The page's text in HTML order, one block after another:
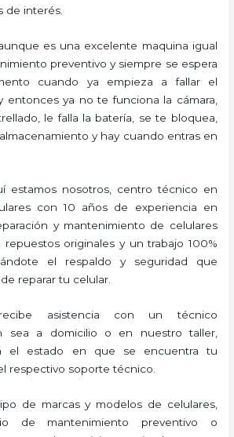
de interés.
es una excelente maquina igual
preventivo y siempre se espera
cuando ya empieza a fallar el
entonces ya no te funciona la cámara,
le falla la batería, se te bloquea,
y hay cuando entras en
estamos nosotros, centro técnico en
con 10 años de experiencia en
y mantenimiento de celulares
originales y un trabajo 100%
el respaldo y seguridad que
reparar tu celular.
asistencia con un técnico
sea a domicilio o en nuestro taller,
el estado en que se encuentra tu
respectivo soporte técnico.
de marcas y modelos de celulares,
de mantenimiento preventivo o